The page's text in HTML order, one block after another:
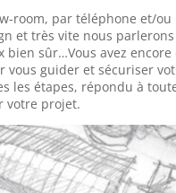
room, par téléphone et/
et très vite nous
sûr…Vous avez encore
guider et sécuriser
les étapes, répondu à
votre projet.